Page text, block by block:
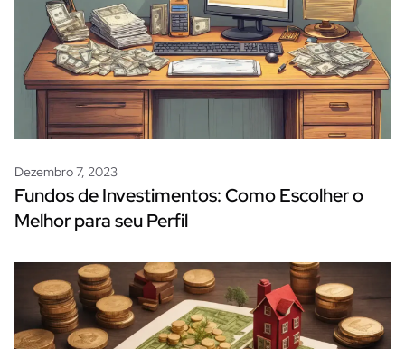
Dezembro 7, 2023
Fundos de Investimentos: Como Escolher o
Melhor para seu Perfil